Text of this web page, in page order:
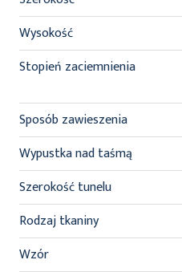
Wysokość
Stopień zaciemnienia
Sposób zawieszenia
Wypustka nad taśmą
Szerokość tunelu
Rodzaj tkaniny
Wzór